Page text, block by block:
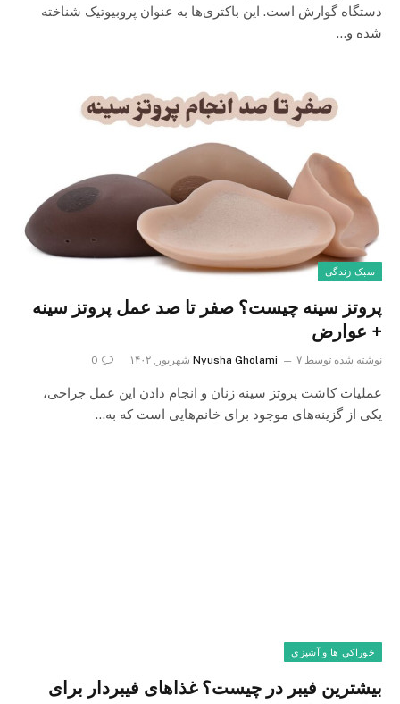
دستگاه گوارش است. این باکتری‌ها به عنوان پروبیوتیک شناخته
شده و…
سبک زندگی
پروتز سینه چیست؟ صفر تا صد عمل پروتز سینه
+ عوارض
نوشته شده توسط Nyusha Gholami ۷ شهریور, ۱۴۰۲ 0
عملیات کاشت پروتز سینه زنان و انجام دادن این عمل جراحی،
یکی از گزینه‌های موجود برای خانم‌هایی است که به…
خوراکی ها و آشپزی
بیشترین فیبر در چیست؟ غذاهای فیبردار برای